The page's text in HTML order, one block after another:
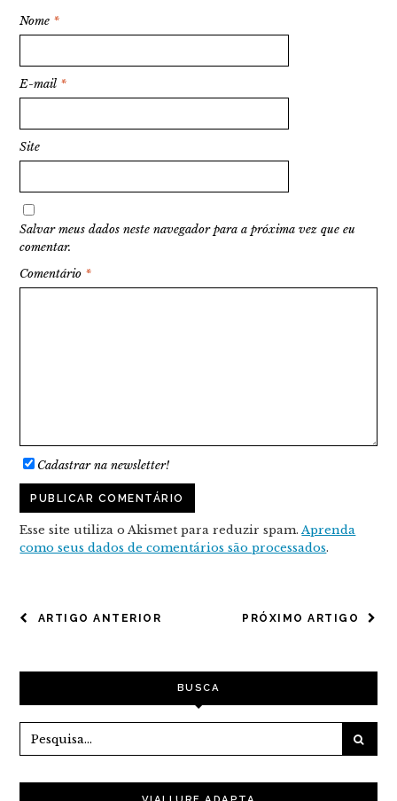
Nome *
E-mail *
Site
Salvar meus dados neste navegador para a próxima vez que eu
comentar.
Comentário *
Cadastrar na newsletter!
Esse site utiliza o Akismet para reduzir spam.Aprenda
como seus dados de comentários são processados.
NAVEGAÇÃO
POST
PRÓXIMO ARTIGO
ARTIGO ANTERIOR
BUSCA